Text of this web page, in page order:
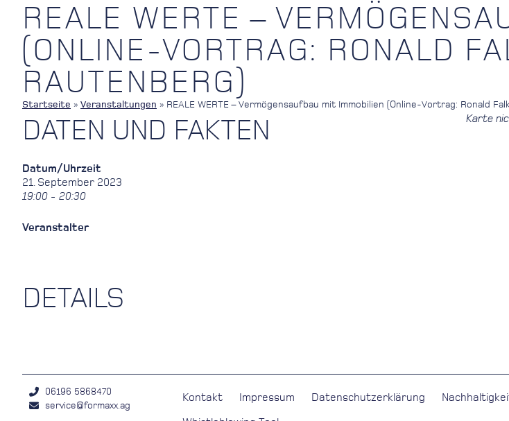
REALE WERTE –
(ONLINE-VORTRAG: RONALD
RAUTENBERG)
Startseite » Veranstaltungen » REALE WERTE – Vermögensaufbau mit Immobilien (Online-Vortrag: Ronald
Karte
DATEN UND FAKTEN
Datum/Uhrzeit
21. September 2023
19:00 - 20:30
Veranstalter
DETAILS
06196 5868470
service@formaxx.ag
Kontakt Impressum Datenschutzerklärung